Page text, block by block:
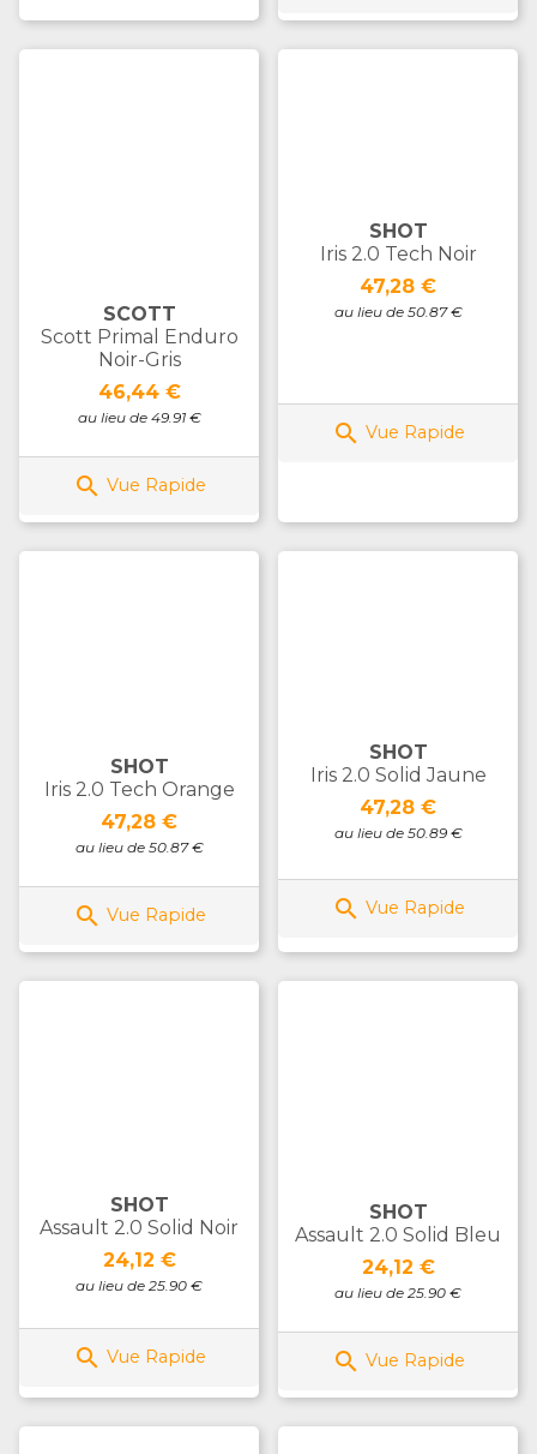
SCOTT
Scott Primal Enduro
Noir-Gris
Prix
46,44 €
au lieu de 49.91 €
 Vue Rapide
SHOT
Iris 2.0 Tech Noir
Prix
47,28 €
au lieu de 50.87 €
 Vue Rapide
SHOT
Iris 2.0 Tech Orange
Prix
47,28 €
au lieu de 50.87 €
 Vue Rapide
SHOT
Iris 2.0 Solid Jaune
Prix
47,28 €
au lieu de 50.89 €
 Vue Rapide
SHOT
Assault 2.0 Solid Noir
Prix
24,12 €
au lieu de 25.90 €
 Vue Rapide
SHOT
Assault 2.0 Solid Bleu
Prix
24,12 €
au lieu de 25.90 €
 Vue Rapide